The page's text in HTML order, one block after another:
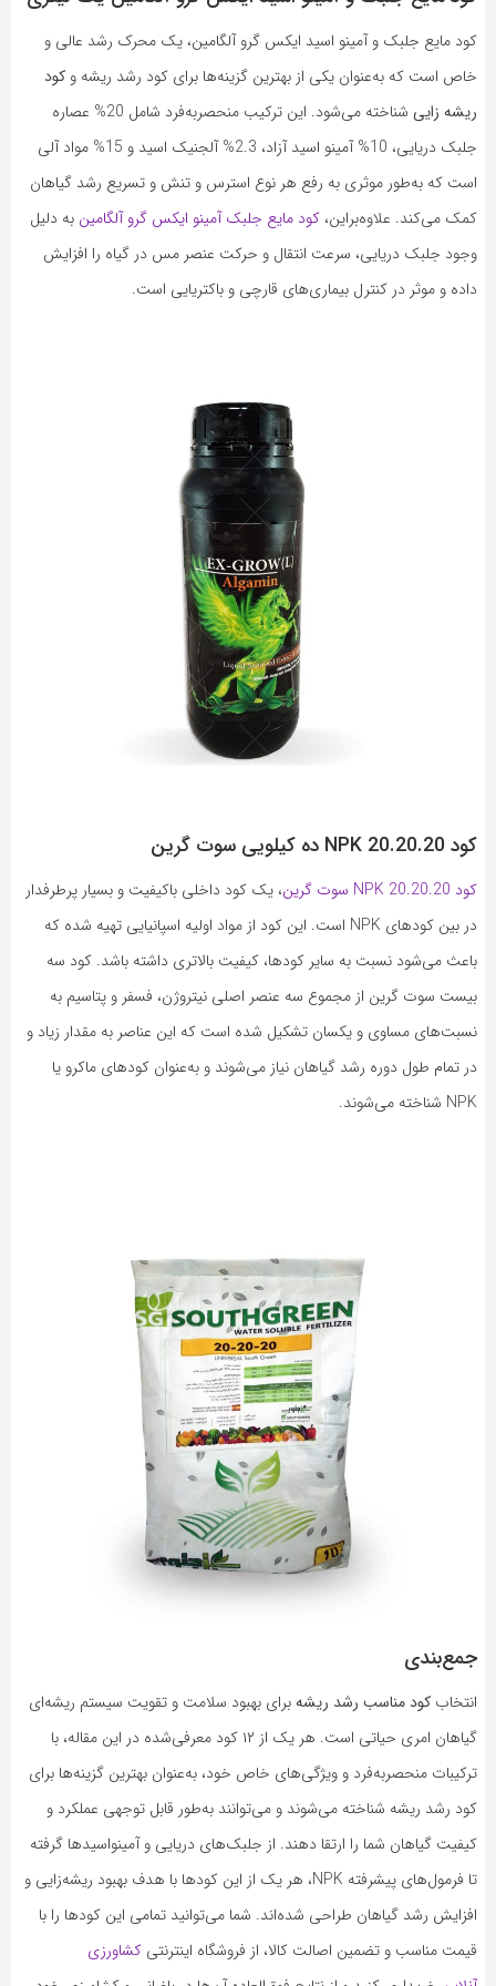
کود مایع جلبک و آمینو اسید ایکس گرو آلگامین، یک محرک رشد عالی و
خاص است که به‌عنوان یکی از بهترین گزینه‌ها برای کود رشد ریشه و کود
ریشه زایی
شناخته می‌شود. این ترکیب منحصربه‌فرد شامل 20% عصاره
جلبک دریایی، 10% آمینو اسید آزاد، 2.3% آلجنیک اسید و 15% مواد آلی
است که به‌طور موثری به رفع هر نوع استرس و تنش و تسریع رشد گیاهان
کمک می‌کند. علاوه‌براین، کود مایع جلبک آمینو ایکس گرو آلگامین به دلیل
وجود جلبک دریایی، سرعت انتقال و حرکت عنصر مس در گیاه را افزایش
داده و موثر در کنترل بیماری‌های قارچی و باکتریایی است.
کود NPK 20.20.20 ده کیلویی سوت گرین
کود NPK 20.20.20 سوت گرین
، یک کود داخلی باکیفیت و بسیار پرطرفدار
در بین کودهای NPK است. این کود از مواد اولیه اسپانیایی تهیه شده که
باعث می‌شود نسبت به سایر کودها، کیفیت بالاتری داشته باشد. کود سه
بیست سوت گرین از مجموع سه عنصر اصلی نیتروژن، فسفر و پتاسیم به
نسبت‌های مساوی و یکسان تشکیل شده است که این عناصر به مقدار زیاد و
در تمام طول دوره رشد گیاهان نیاز می‌شوند و به‌عنوان کودهای ماکرو یا
NPK شناخته می‌شوند.
جمع‌بندی
انتخاب کود مناسب رشد ریشهبرای بهبود سلامت و تقویت سیستم ریشه‌ای
گیاهان امری حیاتی است. هر یک از ۱۲ کود معرفی‌شده در این مقاله، با
ترکیبات منحصربه‌فرد و ویژگی‌های خاص خود، به‌عنوان بهترین گزینه‌ها برای
کود رشد ریشه شناخته می‌شوند و می‌توانند به‌طور قابل توجهی عملکرد و
کیفیت گیاهان شما را ارتقا دهند. از جلبک‌های دریایی و آمینواسیدها گرفته
تا فرمول‌های پیشرفته NPK، هر یک از این کودها با هدف بهبود ریشه‌زایی و
افزایش رشد گیاهان طراحی شده‌اند. شما می‌توانید تمامی این کودها را با
قیمت مناسب و تضمین اصالت کالا، از فروشگاه اینترنتی کشاورزی